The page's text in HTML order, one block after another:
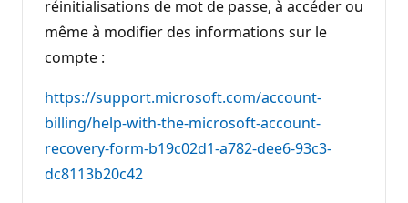
réinitialisations de mot de passe, à accéder ou
même à modifier des informations sur le
compte :
https://support.microsoft.com/account-
billing/help-with-the-microsoft-account-
recovery-form-b19c02d1-a782-dee6-93c3-
dc8113b20c42